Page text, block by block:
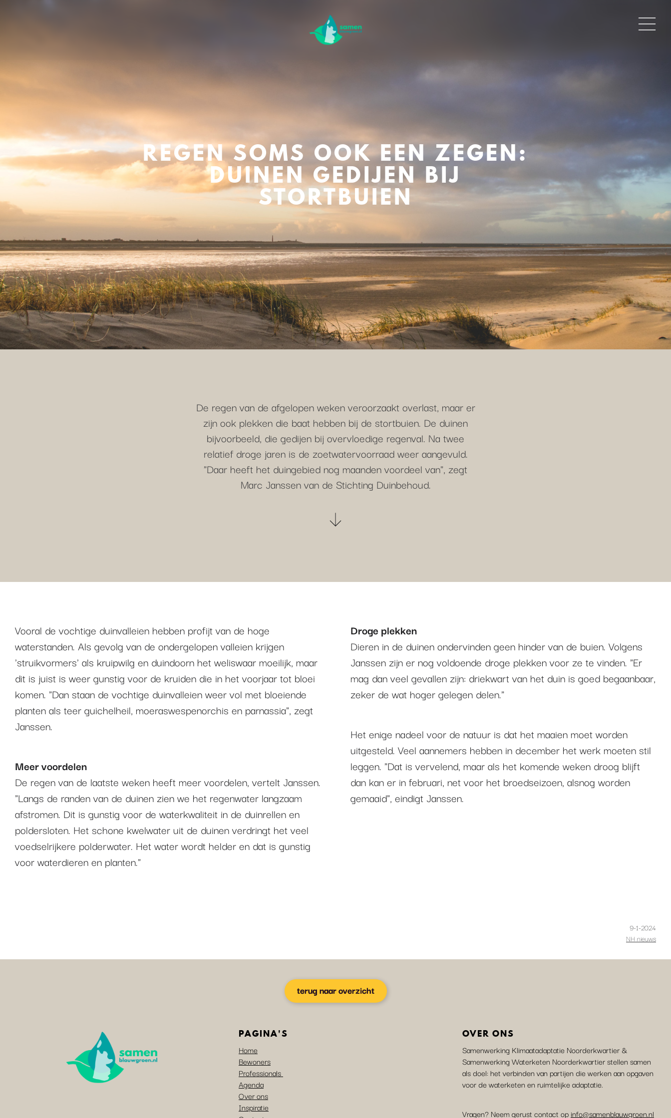
REGEN SOMS OOK EEN ZEGEN:
DUINEN GEDIJEN BIJ
STORTBUIEN
De regen van de afgelopen weken veroorzaakt overlast, maar er
zijn ook plekken die baat hebben bij de stortbuien. De duinen
bijvoorbeeld, die gedijen bij overvloedige regenval. Na twee
relatief droge jaren is de zoetwatervoorraad weer aangevuld.
"Daar heeft het duingebied nog maanden voordeel van", zegt
Marc Janssen van de Stichting Duinbehoud.
Vooral de vochtige duinvalleien hebben profijt van de hoge
waterstanden. Als gevolg van de ondergelopen valleien krijgen
'struikvormers' als kruipwilg en duindoorn het weliswaar moeilijk, maar
dit is juist is weer gunstig voor de kruiden die in het voorjaar tot bloei
komen. "Dan staan de vochtige duinvalleien weer vol met bloeiende
planten als teer guichelheil, moeraswespenorchis en parnassia", zegt
Janssen.
Meer voordelen
De regen van de laatste weken heeft meer voordelen, vertelt Janssen.
"Langs de randen van de duinen zien we het regenwater langzaam
afstromen. Dit is gunstig voor de waterkwaliteit in de duinrellen en
poldersloten. Het schone kwelwater uit de duinen verdringt het veel
voedselrijkere polderwater. Het water wordt helder en dat is gunstig
voor waterdieren en planten."
Droge plekken
Dieren in de duinen ondervinden geen hinder van de buien. Volgens
Janssen zijn er nog voldoende droge plekken voor ze te vinden. "Er
mag dan veel gevallen zijn: driekwart van het duin is goed begaanbaar,
zeker de wat hoger gelegen delen."
Het enige nadeel voor de natuur is dat het maaien moet worden
uitgesteld. Veel aannemers hebben in december het werk moeten stil
leggen. "Dat is vervelend, maar als het komende weken droog blijft
dan kan er in februari, net voor het broedseizoen, alsnog worden
gemaaid", eindigt Janssen.
9-1-2024
NH nieuws
terug naar overzicht
PAGINA'S
Home
Bewoners
Professionals
Agenda
Over ons
Inspiratie
OVER ONS
Samenwerking Klimaatadaptatie Noorderkwartier &
Samenwerking Waterketen Noorderkwartier stellen samen
als doel: het verbinden van partijen die werken aan opgaven
voor de waterketen en ruimtelijke adaptatie.
Vragen? Neem gerust contact op info@samenblauwgroen.nl